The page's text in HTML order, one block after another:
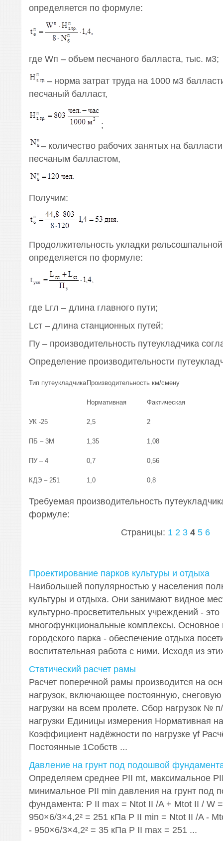
определяется по формуле:
где Wп – объем песчаного балласта, тыс. м3;
– норма затрат труда на 1000 м3
песчаный балласт,
;
– количество рабочих занятых на
песчаным балластом,
Получим:
Продолжительность укладки
определяется по формуле:
где Lгл – длина главного пути;
Lст – длина станционных путей;
Пу – производительность путеукладчика
Определение производительности
Тип путеукладчикаПроизводительность км/смену
Нормативная Фактическая
УК -25 2,5 2
ПБ – 3М 1,35 1,08
ПУ – 4 0,7 0,56
КДЭ – 251 1,0 0,8
Требуемая производительность
формуле:
Страницы: 1 2 3 4 5 6
Проектирование парков культуры и отдыха
Наибольшей популярностью у населения
культуры и отдыха. Они занимают видное
культурно-просветительных учреждений - это
многофункциональные комплексы. Основное
городского парка - обеспечение отдыха
воспитательная работа с ними. Исходя из
Статический расчет рамы
Расчет поперечной рамы производится на
нагрузок, включающее постоянную,
нагрузки на всем пролете. Сбор нагрузок №
нагрузки Единицы измерения Нормативная
Коэффициент надёжности по нагрузке γf
Постоянные 1Собств ...
Давление на грунт под подошвой
Определяем среднее PII mt, максимальное
минимальное PII min давления на грунт под
фундамента: P II max = Ntot II /A + Mtot II / W
950×6/3×4,2² = 251 кПа P II min = Ntot II /A -
- 950×6/3×4,2² = 35 кПа P II max = 251 ...